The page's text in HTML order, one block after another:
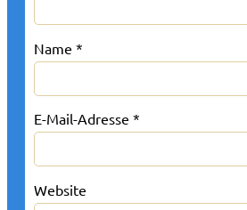
Name *
E-Mail-Adresse *
Website